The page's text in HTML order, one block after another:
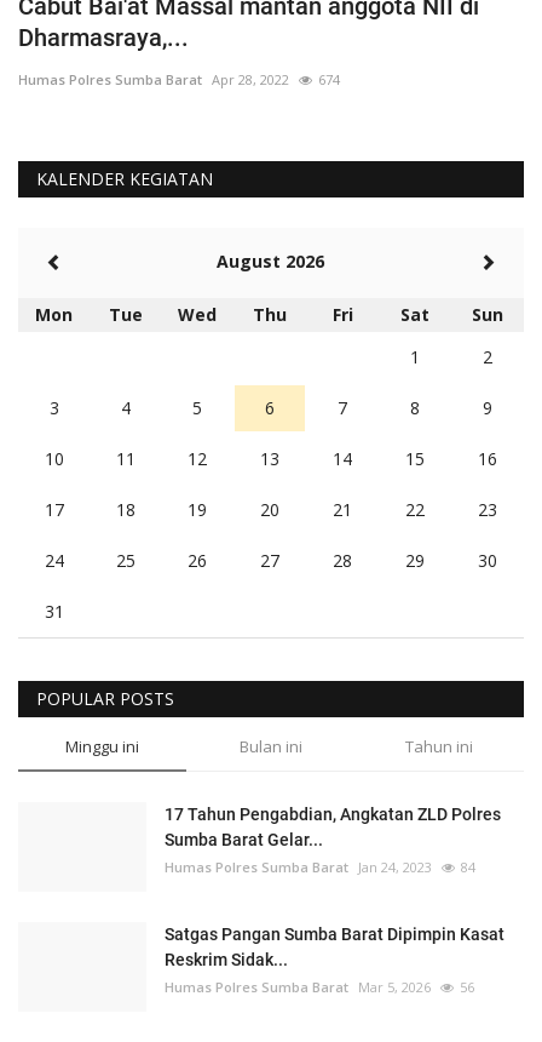
Cabut Bai'at Massal mantan anggota NII di
Dharmasraya,...
Humas Polres Sumba Barat Apr 28, 2022 674
KALENDER KEGIATAN
August 2026
Mon Tue Wed Thu Fri Sat
Sun
1
2
3 4 5 6 7 8 9
10 11 12 13 14 15 16
17 18 19 20 21 22 23
24 25 26 27 28 29 30
31
POPULAR POSTS
Minggu ini Bulan ini Tahun ini
17 Tahun Pengabdian, Angkatan ZLD Polres
Sumba Barat Gelar...
Humas Polres Sumba Barat Jan 24, 2023 84
Satgas Pangan Sumba Barat Dipimpin Kasat
Reskrim Sidak...
Humas Polres Sumba Barat Mar 5, 2026 56